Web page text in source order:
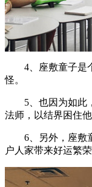
4、座敷童子是
怪。
5、也因为如此
法师，以结界困住
6、另外，座敷
户人家带来好运繁